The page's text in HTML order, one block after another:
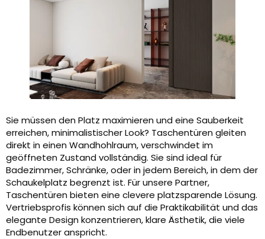
Sie müssen den Platz maximieren und eine Sauberkeit
erreichen, minimalistischer Look? Taschentüren gleiten
direkt in einen Wandhohlraum, verschwindet im
geöffneten Zustand vollständig. Sie sind ideal für
Badezimmer, Schränke, oder in jedem Bereich, in dem der
Schaukelplatz begrenzt ist. Für unsere Partner,
Taschentüren bieten eine clevere platzsparende Lösung.
Vertriebsprofis können sich auf die Praktikabilität und das
elegante Design konzentrieren, klare Ästhetik, die viele
Endbenutzer anspricht.